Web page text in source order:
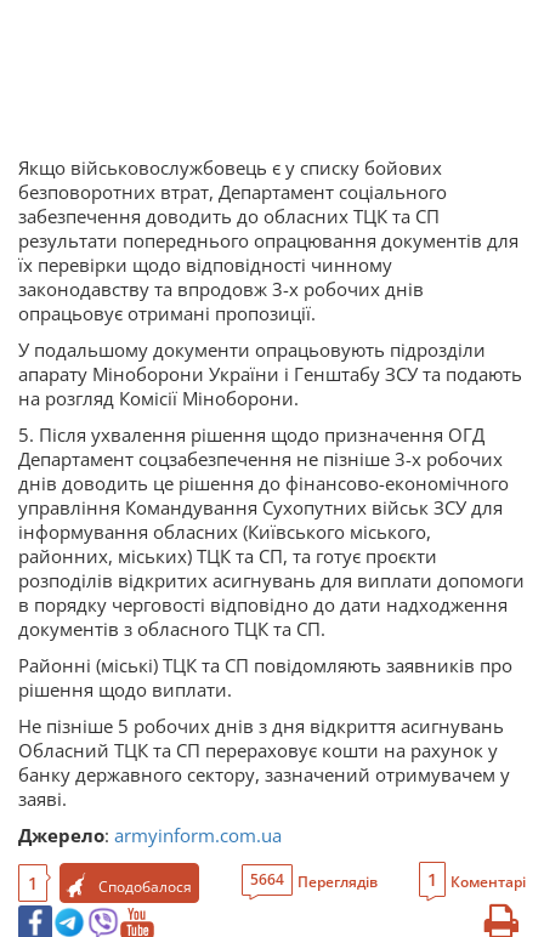
Якщо військовослужбовець є у списку бойових
безповоротних втрат, Департамент соціального
забезпечення доводить до обласних ТЦК та СП
результати попереднього опрацювання документів для
їх перевірки щодо відповідності чинному
законодавству та впродовж 3-х робочих днів
опрацьовує отримані пропозиції.
У подальшому документи опрацьовують підрозділи
апарату Міноборони України і Генштабу ЗСУ та подають
на розгляд Комісії Міноборони.
5. Після ухвалення рішення щодо призначення ОГД
Департамент соцзабезпечення не пізніше 3-х робочих
днів доводить це рішення до фінансово-економічного
управління Командування Сухопутних військ ЗСУ для
інформування обласних (Київського міського,
районних, міських) ТЦК та СП, та готує проєкти
розподілів відкритих асигнувань для виплати допомоги
в порядку черговості відповідно до дати надходження
документів з обласного ТЦК та СП.
Районні (міські) ТЦК та СП повідомляють заявників про
рішення щодо виплати.
Не пізніше 5 робочих днів з дня відкриття асигнувань
Обласний ТЦК та СП перераховує кошти на рахунок у
банку державного сектору, зазначений отримувачем у
заяві.
Джерело: armyinform.com.ua
1 Сподобалося 5664 Переглядів 1 Коментарі